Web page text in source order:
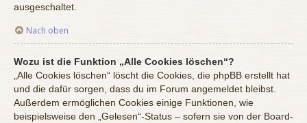
ausgeschaltet.
Nach oben
Wozu ist die Funktion „Alle Cookies löschen“?
„Alle Cookies löschen“ löscht die Cookies, die phpBB erstellt hat
und die dafür sorgen, dass du im Forum angemeldet bleibst.
Außerdem ermöglichen Cookies einige Funktionen, wie
beispielsweise den „Gelesen“-Status – sofern sie von der Board-